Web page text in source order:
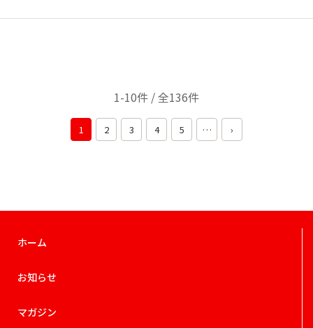
1-10件 / 全136件
1 2 3 4 5 … ›
ホーム
お知らせ
マガジン